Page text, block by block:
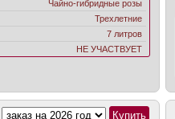
Чайно-гибридные розы
Трехлетние
7 литров
НЕ УЧАСТВУЕТ